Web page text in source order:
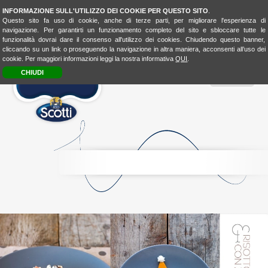
INFORMAZIONE SULL'UTILIZZO DEI COOKIE PER QUESTO SITO
Questo sito fa uso di cookie, anche di terze parti, per migliorare l'esperienza di
navigazione. Per garantirti un funzionamento completo del sito e sbloccare tutte le
funzionalità dovrai dare il consenso all'utilizzo dei cookies. Chiudendo questo banner,
cliccando su un link o proseguendo la navigazione in altra maniera, acconsenti all’uso dei
cookie. Per maggiori informazioni leggi la nostra informativaQUI
CHIUDI
4FASHION
RICE4KIDSBIO
EXPERIENCE
LA CUCINAUNISCEIPOPOLI
ESHOP